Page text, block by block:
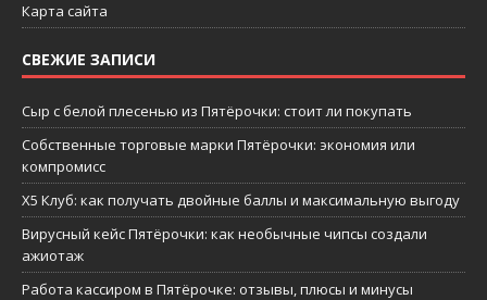
Карта сайта
СВЕЖИЕ ЗАПИСИ
Сыр с белой плесенью из Пятёрочки: стоит ли покупать
Собственные торговые марки Пятёрочки: экономия или
компромисс
X5 Клуб: как получать двойные баллы и максимальную выгоду
Вирусный кейс Пятёрочки: как необычные чипсы создали
ажиотаж
Работа кассиром в Пятёрочке: отзывы, плюсы и минусы